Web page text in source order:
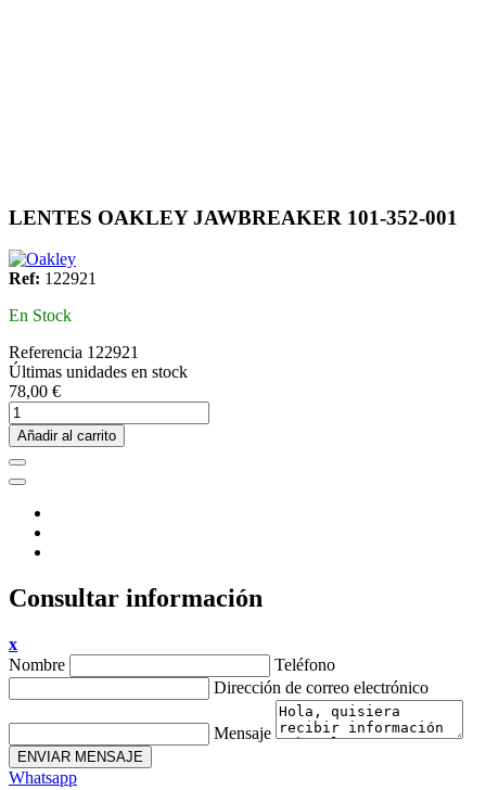
LENTES OAKLEY JAWBREAKER 101-352-001
Ref: 122921
En Stock
Referencia 122921
Últimas unidades en stock
78,00 €
Añadir al carrito
Consultar información
x
Nombre
Teléfono
Dirección de correo electrónico
Mensaje
ENVIAR MENSAJE
Whatsapp